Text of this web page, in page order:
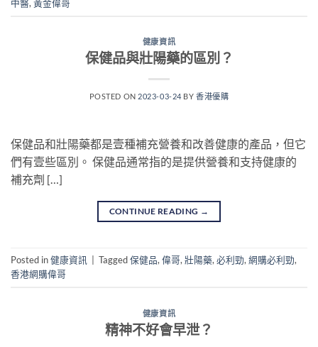
中醫, 黃金偉哥
健康資訊
保健品與壯陽藥的區別？
POSTED ON 2023-03-24 BY香港優購
保健品和壯陽藥都是壹種補充營養和改善健康的產品，但它
們有壹些區別。 保健品通常指的是提供營養和支持健康的
補充劑 […]
CONTINUE READING →
Posted in健康資訊 Tagged保健品,偉哥,壯陽藥,必利勁,網購必利勁,
香港網購偉哥
健康資訊
精神不好會早泄？